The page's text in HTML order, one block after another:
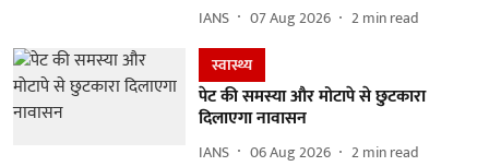
IANS 07 Aug 2026 2min read
स्वास्थ्य
पेट की समस्या और मोटापे से छुटकारा
दिलाएगा नावासन
IANS 06 Aug 2026 2min read